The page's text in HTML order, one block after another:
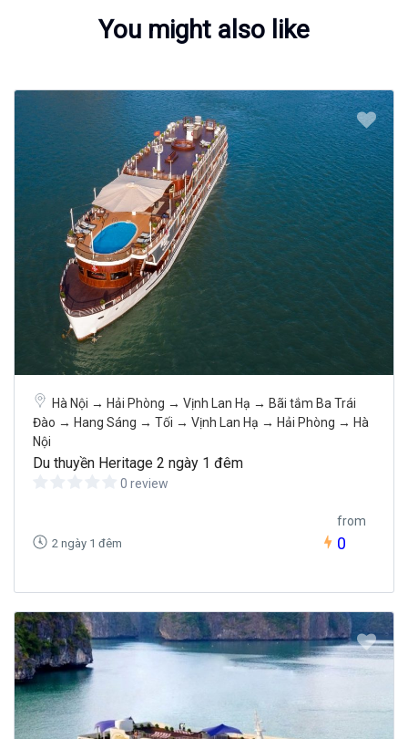
You might also like
Hà Nội → Hải Phòng → Vịnh Lan Hạ → Bãi tắm Ba Trái
Đào → Hang Sáng → Tối → Vịnh Lan Hạ → Hải Phòng → Hà
Nội
Du thuyền Heritage 2 ngày 1 đêm
0 review
2 ngày 1 đêm
from
0